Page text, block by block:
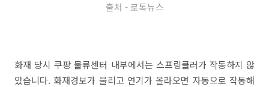
출처 - 로톡뉴스
화재 당시 쿠팡 물류센터 내부에서는 스프링클러가 작동하지 않
았습니다. 화재경보가 울리고 연기가 올라오면 자동으로 작동해